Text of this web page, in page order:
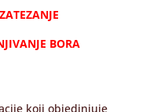
BORA
koji objedinjuje